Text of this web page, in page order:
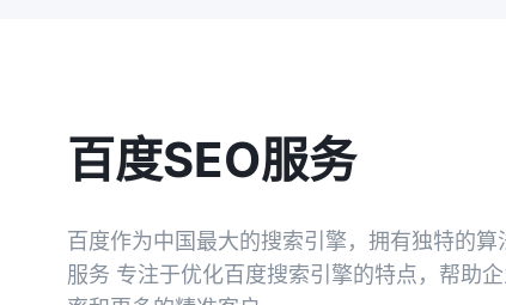
百度SEO服务
百度作为中国最大的搜索引擎，拥有独特的
服务 专注于优化百度搜索引擎的特点，帮助